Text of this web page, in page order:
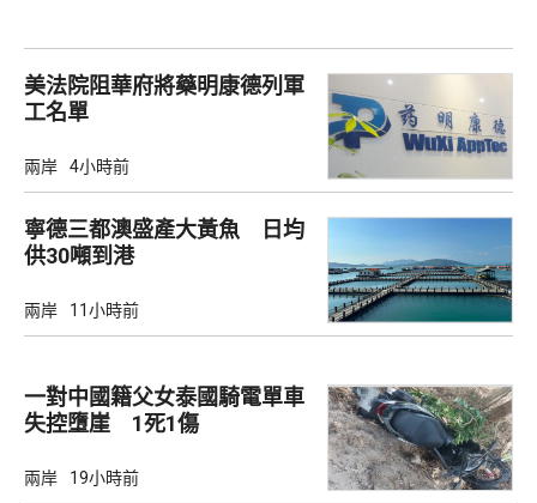
美法院阻華府將藥明康德列軍
工名單
兩岸 4小時前
寧德三都澳盛產大黃魚 日均
供30噸到港
兩岸 11小時前
一對中國籍父女泰國騎電單車
失控墮崖 1死1傷
兩岸 19小時前